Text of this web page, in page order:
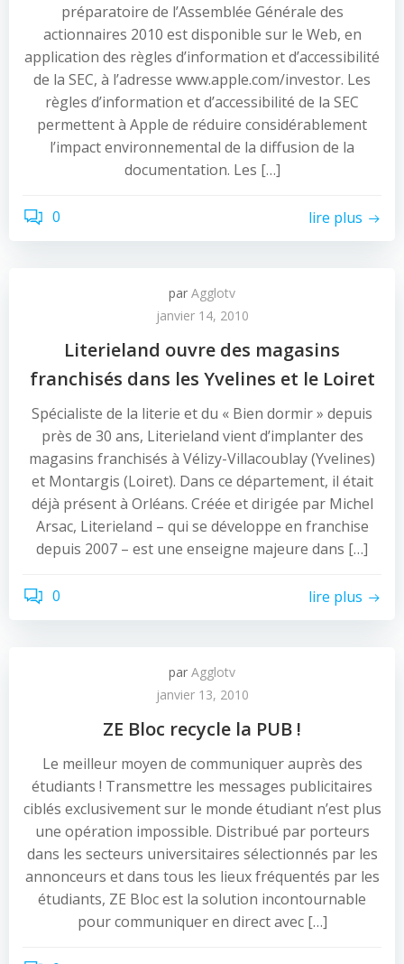
préparatoire de l’Assemblée Générale des
actionnaires 2010 est disponible sur le Web, en
application des règles d’information et d’accessibilité
de la SEC, à l’adresse www.apple.com/investor. Les
règles d’information et d’accessibilité de la SEC
permettent à Apple de réduire considérablement
l’impact environnemental de la diffusion de la
documentation. Les […]
0 lire plus
par Agglotv
janvier 14, 2010
Literieland ouvre des magasins
franchisés dans les Yvelines et le Loiret
Spécialiste de la literie et du « Bien dormir » depuis
près de 30 ans, Literieland vient d’implanter des
magasins franchisés à Vélizy-Villacoublay (Yvelines)
et Montargis (Loiret). Dans ce département, il était
déjà présent à Orléans. Créée et dirigée par Michel
Arsac, Literieland – qui se développe en franchise
depuis 2007 – est une enseigne majeure dans […]
0 lire plus
par Agglotv
janvier 13, 2010
ZE Bloc recycle la PUB !
Le meilleur moyen de communiquer auprès des
étudiants ! Transmettre les messages publicitaires
ciblés exclusivement sur le monde étudiant n’est plus
une opération impossible. Distribué par porteurs
dans les secteurs universitaires sélectionnés par les
annonceurs et dans tous les lieux fréquentés par les
étudiants, ZE Bloc est la solution incontournable
pour communiquer en direct avec […]